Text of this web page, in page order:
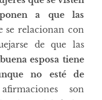
a que las
se relacionan con
de que las
esposa tiene
no esté de
son